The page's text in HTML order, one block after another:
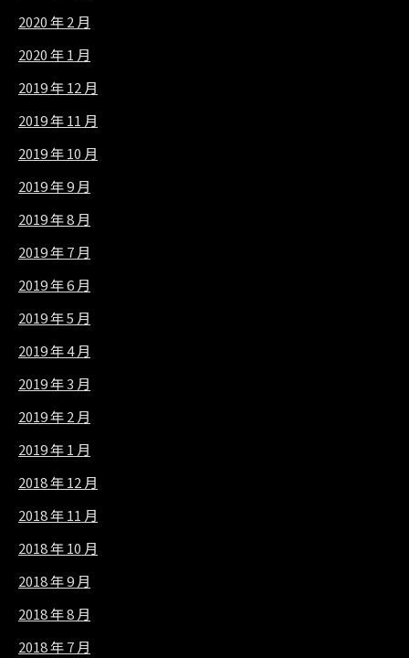
2020 年 2 月
2020 年 1 月
2019 年 12 月
2019 年 11 月
2019 年 10 月
2019 年 9 月
2019 年 8 月
2019 年 7 月
2019 年 6 月
2019 年 5 月
2019 年 4 月
2019 年 3 月
2019 年 2 月
2019 年 1 月
2018 年 12 月
2018 年 11 月
2018 年 10 月
2018 年 9 月
2018 年 8 月
2018 年 7 月